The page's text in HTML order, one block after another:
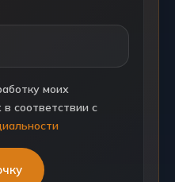
моих
соответствии с